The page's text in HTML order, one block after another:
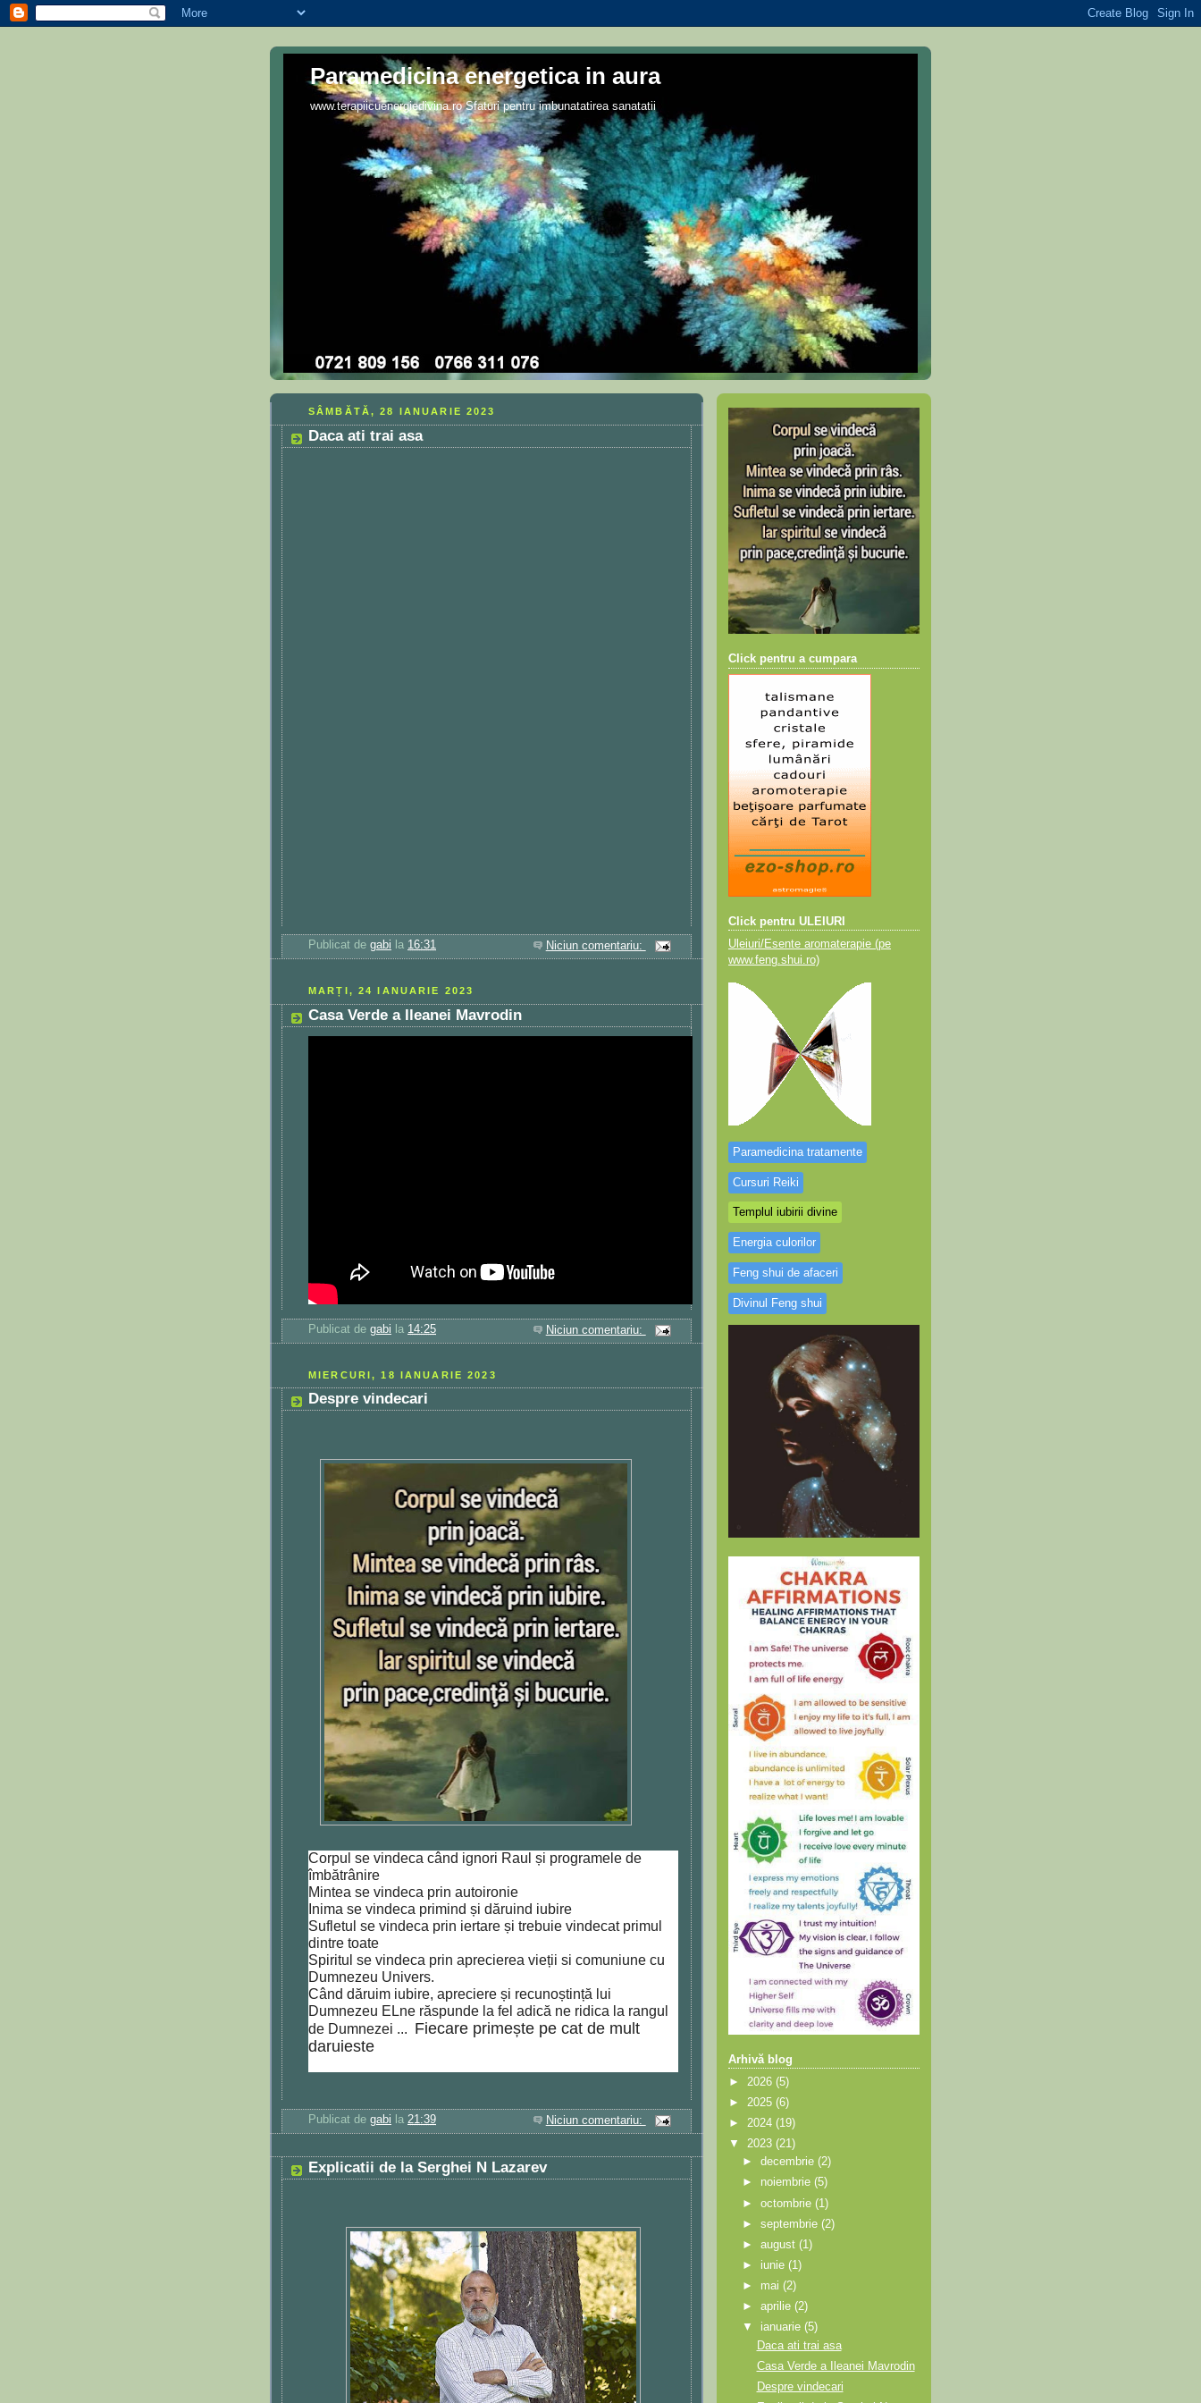
Paramedicina energetica in aura
www.terapiicuenergiedivina.ro Sfaturi pentru imbunatatirea sanatatii
SÂMBĂTĂ, 28 IANUARIE 2023
Daca ati trai asa
Publicat de gabi la 16:31 Niciun comentariu:
MARȚI, 24 IANUARIE 2023
Casa Verde a Ileanei Mavrodin
Publicat de gabi la 14:25 Niciun comentariu:
MIERCURI, 18 IANUARIE 2023
Despre vindecari
Corpul se vindeca când ignori Raul și programele de
îmbătrânire
Mintea se vindeca prin autoironie
Inima se vindeca primind și dăruind iubire
Sufletul se vindeca prin iertare și trebuie vindecat primul
dintre toate
Spiritul se vindeca prin aprecierea vieții si comuniune cu
Dumnezeu Univers.
Când dăruim iubire, apreciere și recunoștință lui
Dumnezeu ELne răspunde la fel adică ne ridica la rangul
de Dumnezei ... Fiecare primește pe cat de mult
daruieste
Publicat de gabi la 21:39 Niciun comentariu:
Explicatii de la Serghei N Lazarev
Click pentru a cumpara
Click pentru ULEIURI
Uleiuri/Esente aromaterapie (pe
www.feng.shui.ro)
Paramedicina tratamente
Cursuri Reiki
Templul iubirii divine
Energia culorilor
Feng shui de afaceri
Divinul Feng shui
Arhivă blog
► 2026 (5)
► 2025 (6)
► 2024 (19)
▼ 2023 (21)
►decembrie(2)
► noiembrie(5)
►octombrie(1)
►septembrie(2)
►august(1)
► iunie(1)
► mai(2)
►aprilie(2)
▼ ianuarie(5)
Daca ati trai asa
Casa Verde a Ileanei Mavrodin
Despre vindecari